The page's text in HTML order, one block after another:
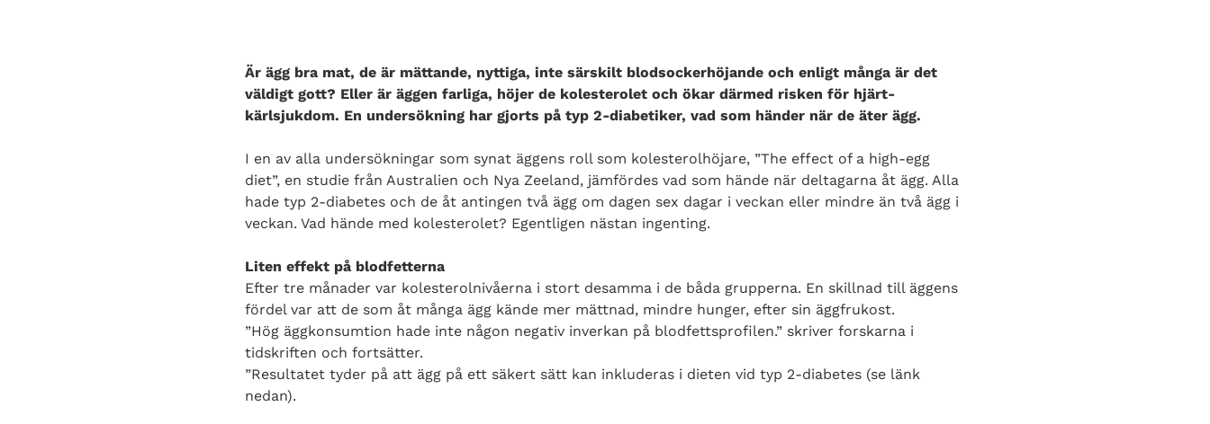
Är ägg bra mat, de är mättande, nyttiga, inte särskilt blodsockerhöjande och enligt många är det
väldigt gott? Eller är äggen farliga, höjer de kolesterolet och ökar därmed risken för hjärt-
kärlsjukdom. En undersökning har gjorts på typ 2-diabetiker, vad som händer när de äter ägg.
I en av alla undersökningar som synat äggens roll som kolesterolhöjare, ”The effect of a high-egg
diet”, en studie från Australien och Nya Zeeland, jämfördes vad som hände när deltagarna åt ägg. Alla
hade typ 2-diabetes och de åt antingen två ägg om dagen sex dagar i veckan eller mindre än två ägg i
veckan. Vad hände med kolesterolet? Egentligen nästan ingenting.
Liten effekt på blodfetterna
Efter tre månader var kolesterolnivåerna i stort desamma i de båda grupperna. En skillnad till äggens
fördel var att de som åt många ägg kände mer mättnad, mindre hunger, efter sin äggfrukost.
”Hög äggkonsumtion hade inte någon negativ inverkan på blodfettsprofilen.” skriver forskarna i
tidskriften och fortsätter.
”Resultatet tyder på att ägg på ett säkert sätt kan inkluderas i dieten vid typ 2-diabetes (se länk
nedan).